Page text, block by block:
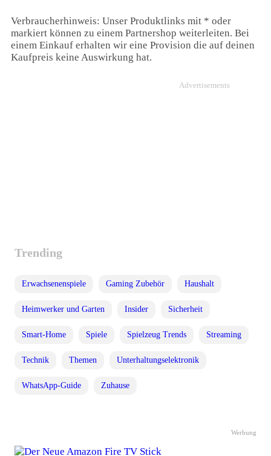
Verbraucherhinweis: Unser Produktlinks mit * oder
markiert können zu einem Partnershop weiterleiten. Bei
einem Einkauf erhalten wir eine Provision die auf deinen
Kaufpreis keine Auswirkung hat.
Advertisements
Trending
Erwachsenenspiele Gaming Zubehör Haushalt
Heimwerker und Garten Insider Sicherheit
Smart-Home Spiele Spielzeug Trends Streaming
Technik Themen Unterhaltungselektronik
WhatsApp-Guide Zuhause
Werbung